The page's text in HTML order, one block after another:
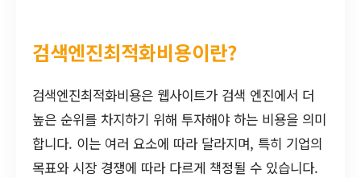
검색엔진최적화비용이란?
검색엔진최적화비용은 웹사이트가 검색 엔진에서 더
높은 순위를 차지하기 위해 투자해야 하는 비용을 의미
합니다. 이는 여러 요소에 따라 달라지며, 특히 기업의
목표와 시장 경쟁에 따라 다르게 책정될 수 있습니다.